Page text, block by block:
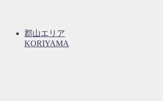
郡山エリア
KORIYAMA